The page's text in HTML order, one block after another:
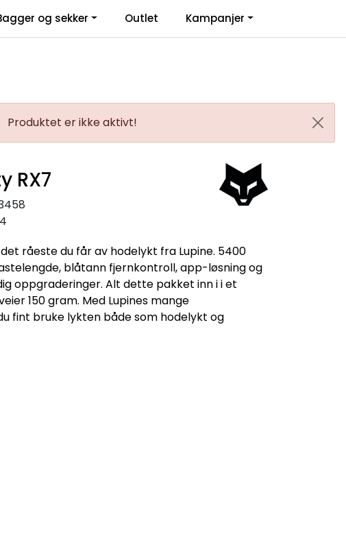
Infosenter Favoritter Logg inn
og sekker Outlet Kampanjer
Produktet er ikke aktivt!
RX7
råeste du får av hodelykt fra Lupine. 5400
blåtann fjernkontroll, app-løsning og
oppgraderinger. Alt dette pakket inn i i et
150 gram. Med Lupines mange
fint bruke lykten både som hodelykt og